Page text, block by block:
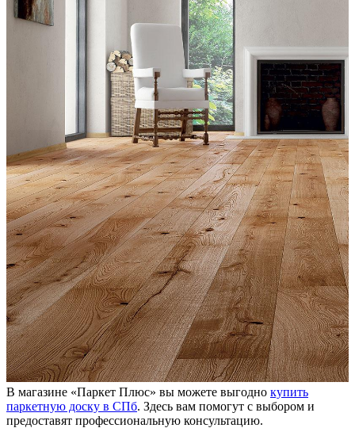
В магазине «Паркет Плюс» вы можете выгодно купить
паркетную доску в СПб. Здесь вам помогут с выбором и
предоставят профессиональную консультацию.